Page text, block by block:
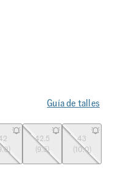
Guía de talles
42.5
(9.5)
43
(10.0)